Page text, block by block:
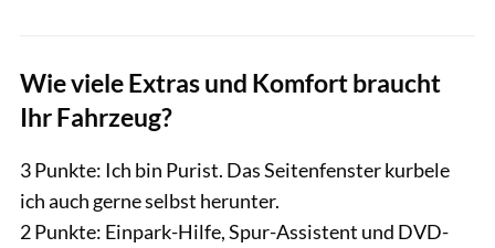
Wie viele Extras und Komfort braucht
Ihr Fahrzeug?
3 Punkte: Ich bin Purist. Das Seitenfenster kurbele
ich auch gerne selbst herunter.
2 Punkte: Einpark-Hilfe, Spur-Assistent und DVD-